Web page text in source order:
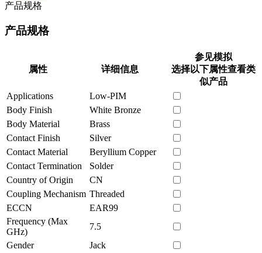
产品规格
产品规格
属性 详细信息
参见模拟
选择以下属性查看类
似产品
Applications
Low-PIM
Body Finish
White Bronze
Body Material
Brass
Contact Finish
Silver
Contact Material
Beryllium Copper
Contact Termination
Solder
Country of Origin
CN
Coupling Mechanism Threaded
ECCN
EAR99
Frequency (Max
GHz)
7.5
Gender
Jack